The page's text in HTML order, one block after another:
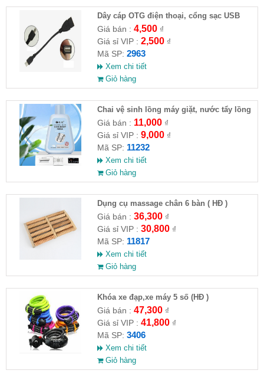
Dây cáp OTG điện thoại, cổng sạc USB
Giá bán : 4,500₫
Giá sỉ VIP : 2,500₫
Mã SP: 2963
Xem chi tiết
Giỏ hàng
Chai vệ sinh lồng máy giặt, nước tẩy lồng
máy giặt CLEANING FLUID
Giá bán : 11,000₫
Giá sỉ VIP : 9,000₫
Mã SP: 11232
Xem chi tiết
Giỏ hàng
Dụng cụ massage chân 6 bàn ( HĐ )
Giá bán : 36,300₫
Giá sỉ VIP : 30,800₫
Mã SP: 11817
Xem chi tiết
Giỏ hàng
Khóa xe đạp,xe máy 5 số (HĐ )
Giá bán : 47,300₫
Giá sỉ VIP : 41,800₫
Mã SP: 3406
Xem chi tiết
Giỏ hàng